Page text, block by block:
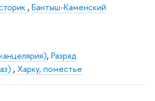
, Бантыш-Каменский
, Разряд
, Харку, поместье